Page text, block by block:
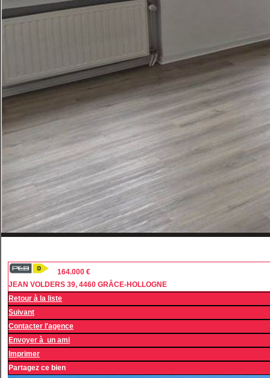
164.000 €
JEAN VOLDERS 39, 4460 GRÂCE-HOLLOGNE
Retour à la liste
Suivant
Contacter l'agence
Envoyer à un ami
Imprimer
Partagez ce bien